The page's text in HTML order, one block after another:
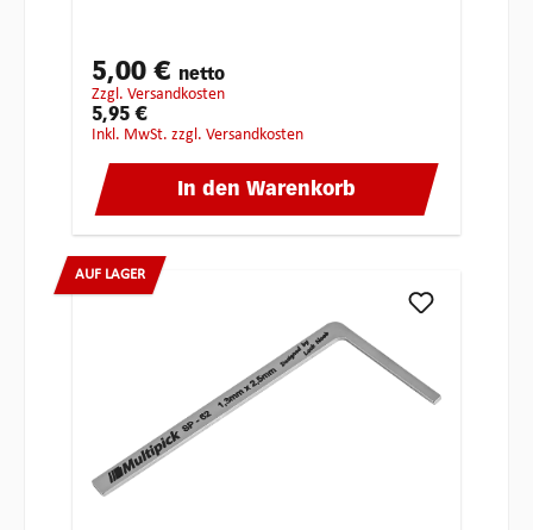
5,00 € netto
zzgl. Versandkosten
5,95 €
inkl. MwSt. zzgl. Versandkosten
In den Warenkorb
AUF LAGER